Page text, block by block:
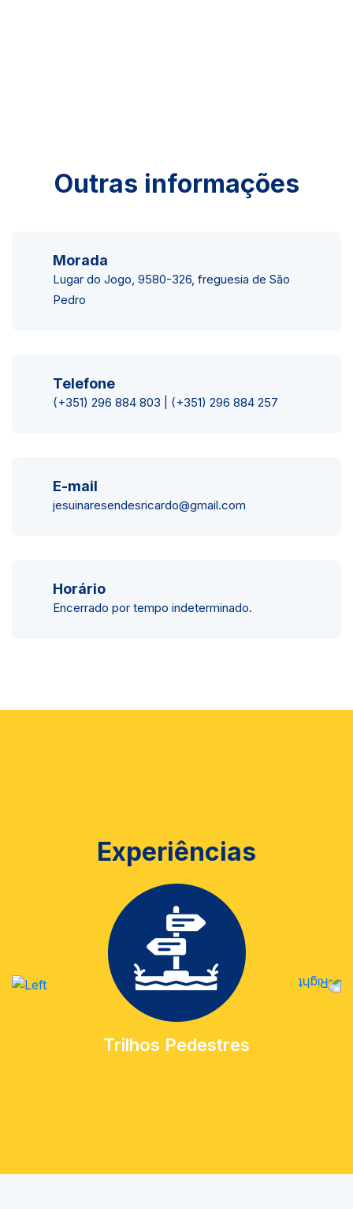
Outras informações
Morada
Lugar do Jogo, 9580-326, freguesia de São
Pedro
Telefone
(+351) 296 884 803 | (+351) 296 884 257
E-mail
jesuinaresendesricardo@gmail.com
Horário
Encerrado por tempo indeterminado.
Experiências
Trilhos Pedestres